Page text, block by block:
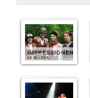
IMPRESSIONEN
50 BILDER